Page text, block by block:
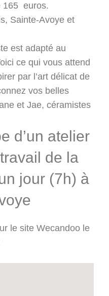
165 euros.
Sainte-Avoye et
est adapté au
ce qui vous attend
par l’art délicat de
vos belles
et Jae, céramistes
d’un atelier
de la
jour (7h) à
le site Wecandoo le